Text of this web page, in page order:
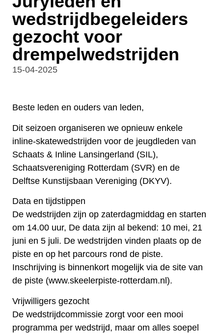
wedstrijdbegeleiders
gezocht voor
drempelwedstrijden
15-04-2025
Beste leden en ouders van leden,
Dit seizoen organiseren we opnieuw enkele
inline-skatewedstrijden voor de jeugdleden van
Schaats & Inline Lansingerland (SIL),
Schaatsvereniging Rotterdam (SVR) en de
Delftse Kunstijsbaan Vereniging (DKYV).
Data en tijdstippen
De wedstrijden zijn op zaterdagmiddag en starten
om 14.00 uur, De data zijn al bekend: 10 mei, 21
juni en 5 juli. De wedstrijden vinden plaats op de
piste en op het parcours rond de piste.
Inschrijving is binnenkort mogelijk via de site van
de piste (www.skeelerpiste-rotterdam.nl).
Vrijwilligers gezocht
De wedstrijdcommissie zorgt voor een mooi
programma per wedstrijd, maar om alles soepel